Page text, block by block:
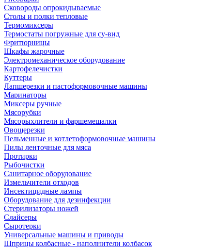
Сковороды опрокидываемые
Столы и полки тепловые
Термомиксеры
Термостаты погружные для су-вид
Фритюрницы
Шкафы жарочные
Электромеханическое оборудование
Картофелечистки
Куттеры
Лапшерезки и пастоформовочные машины
Маринаторы
Миксеры ручные
Мясорубки
Мясорыхлители и фаршемешалки
Овощерезки
Пельменные и котлетоформовочные машины
Пилы ленточные для мяса
Протирки
Рыбочистки
Санитарное оборудование
Измельчители отходов
Инсектицидные лампы
Оборудование для дезинфекции
Стерилизаторы ножей
Слайсеры
Сыротерки
Универсальные машины и приводы
Шприцы колбасные - наполнители колбасок